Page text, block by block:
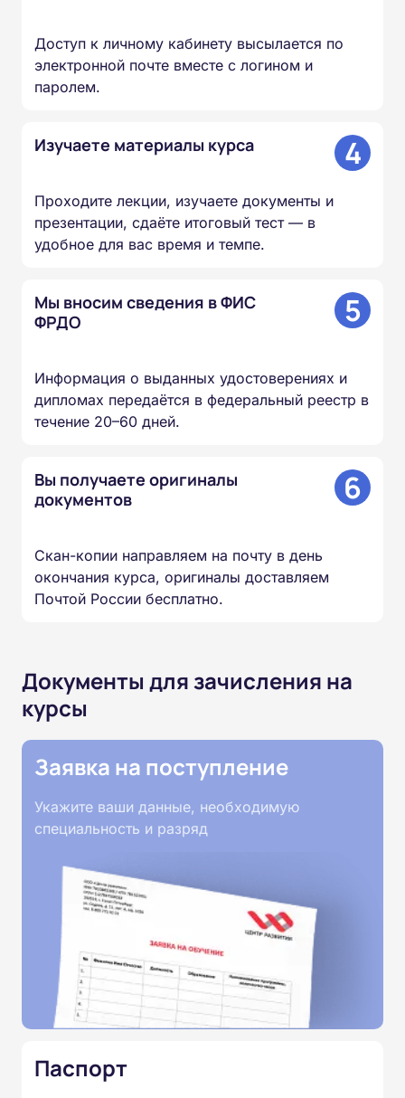
Доступ к личному кабинету высылается по
электронной почте вместе с логином и
паролем.
Изучаете материалы курса 4
Проходите лекции, изучаете документы и
презентации, сдаёте итоговый тест — в
удобное для вас время и темпе.
Мы вносим сведения в ФИС
ФРДО
5
Информация о выданных удостоверениях и
дипломах передаётся в федеральный реестр в
течение 20–60 дней.
Вы получаете оригиналы
документов
6
Скан-копии направляем на почту в день
окончания курса, оригиналы доставляем
Почтой России бесплатно.
Документы для зачисления на
курсы
Заявка на поступление
Укажите ваши данные, необходимую
специальность и разряд
Паспорт